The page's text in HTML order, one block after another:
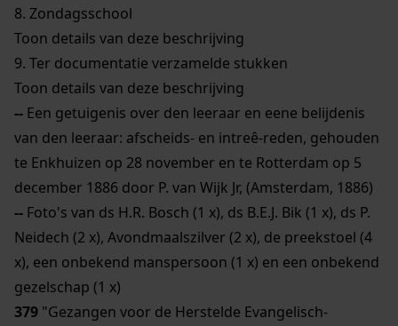
8. Zondagsschool
Toon details van deze beschrijving
9. Ter documentatie verzamelde stukken
Toon details van deze beschrijving
-- Een getuigenis over den leeraar en eene belijdenis
van den leeraar: afscheids- en intreê-reden, gehouden
te Enkhuizen op 28 november en te Rotterdam op 5
december 1886 door P. van Wijk Jr, (Amsterdam, 1886)
-- Foto's van ds H.R. Bosch (1 x), ds B.E.J. Bik (1 x), ds P.
Neidech (2 x), Avondmaalszilver (2 x), de preekstoel (4
x), een onbekend manspersoon (1 x) en een onbekend
gezelschap (1 x)
379 "Gezangen voor de Herstelde Evangelisch-